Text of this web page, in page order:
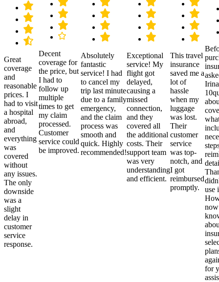
Great
coverage
and
reasonable
prices. I
had to visit
a hospital
abroad,
and
everything
was
covered
without
any issues.
The only
downside
was a
slight
delay in
customer
service
response.
Decent
coverage for
the price, but
I had to
follow up
multiple
times to get
my claim
processed.
Customer
service could
be improved.
Absolutely
fantastic
service! I had
to cancel my
trip last minute
due to a family
emergency,
and the claim
process was
smooth and
quick. Highly
recommended!
Exceptional
service! My
flight got
delayed,
causing a
missed
connection,
and they
covered all
the additional
costs. Their
support team
was very
understanding
and efficient.
This travel
insurance
saved me a
lot of
hassle
when my
luggage
was lost.
Their
customer
service
was top-
notch, and
I got
reimbursed
promptly.
use
for